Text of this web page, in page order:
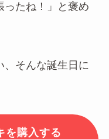
ったね！」と褒め
、そんな誕生日に
を購入する